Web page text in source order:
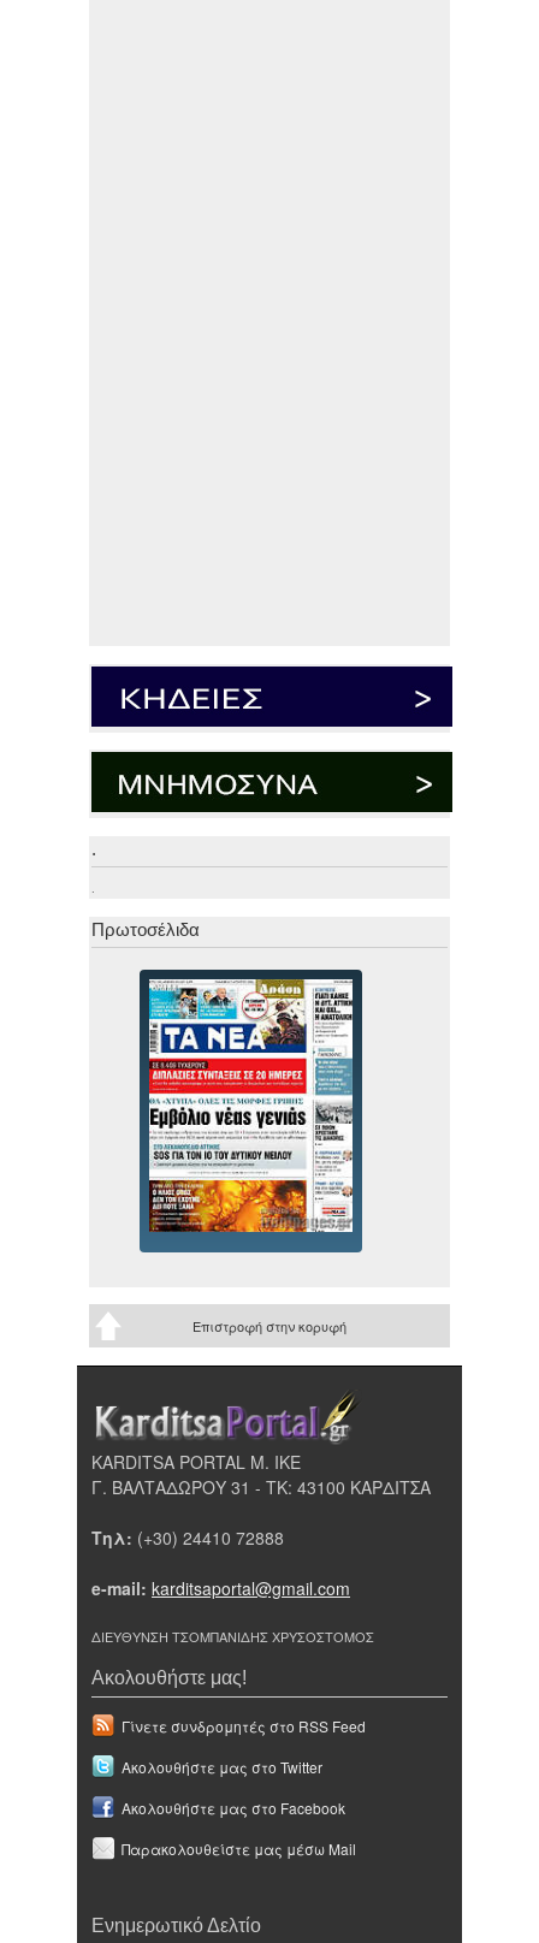
.
.
Πρωτοσέλιδα
Επιστροφή στην κορυφή
KARDITSA PORTAL Μ. ΙΚΕ
Γ. ΒΑΛΤΑΔΩΡΟΥ 31 - ΤΚ: 43100 ΚΑΡΔΙΤΣΑ
Τηλ: (+30) 24410 72888
e-mail: karditsaportal@gmail.com
ΔΙΕΥΘΥΝΣΗ ΤΣΟΜΠΑΝΙΔΗΣ ΧΡΥΣΟΣΤΟΜΟΣ
Ακολουθήστε μας!
Γίνετε συνδρομητές στο RSS Feed
Ακολουθήστε μας στο Twitter
Ακολουθήστε μας στο Facebook
Παρακολουθείστε μας μέσω Mail
Ενημερωτικό Δελτίο